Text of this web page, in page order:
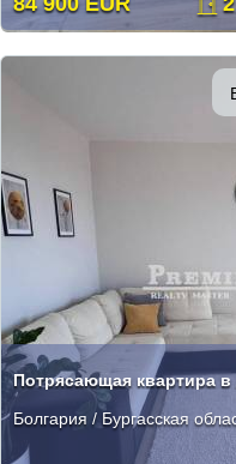
Болгария / Бургасская